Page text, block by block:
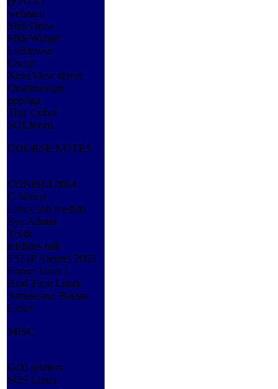
webmail
SlideDraw
SlideWidget
LsBrowse
Gscan
KeenView driver
Quadronegro
pppliga
Tiny Cobol
SQLforms
COURSE NOTES
CONISLI 2004
C básico
Linux sob medida
Sys.Admin.
Tcl/tk
tclslides talk
FSL(P.Alegre) 2003
Forum linux I
Real Time Linux
Americano Batista
Linux
MISC
GDI printers
SOS Linux